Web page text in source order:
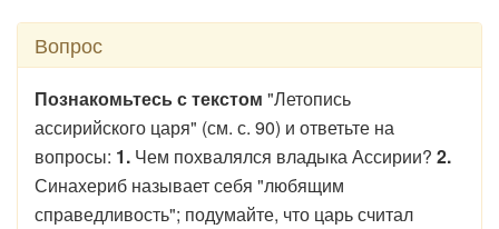
Вопрос
Познакомьтесь с текстом "Летопись
ассирийского царя" (см. с. 90) и ответьте на
вопросы: 1. Чем похвалялся владыка Ассирии? 2.
Синахериб называет себя "любящим
справедливость"; подумайте, что царь считал